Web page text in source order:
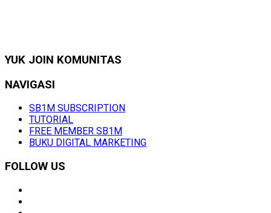
YUK JOIN KOMUNITAS
NAVIGASI
SB1M SUBSCRIPTION
TUTORIAL
FREE MEMBER SB1M
BUKU DIGITAL MARKETING
FOLLOW US